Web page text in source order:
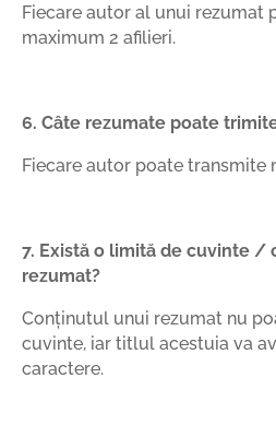
Fiecare autor al unui rezumat
maximum 2 afilieri.
6. Câte rezumate poate
Fiecare autor poate transmite
7. Există o limită de cuvinte /
rezumat?
Conținutul unui rezumat nu
cuvinte, iar titlul acestuia va
caractere.